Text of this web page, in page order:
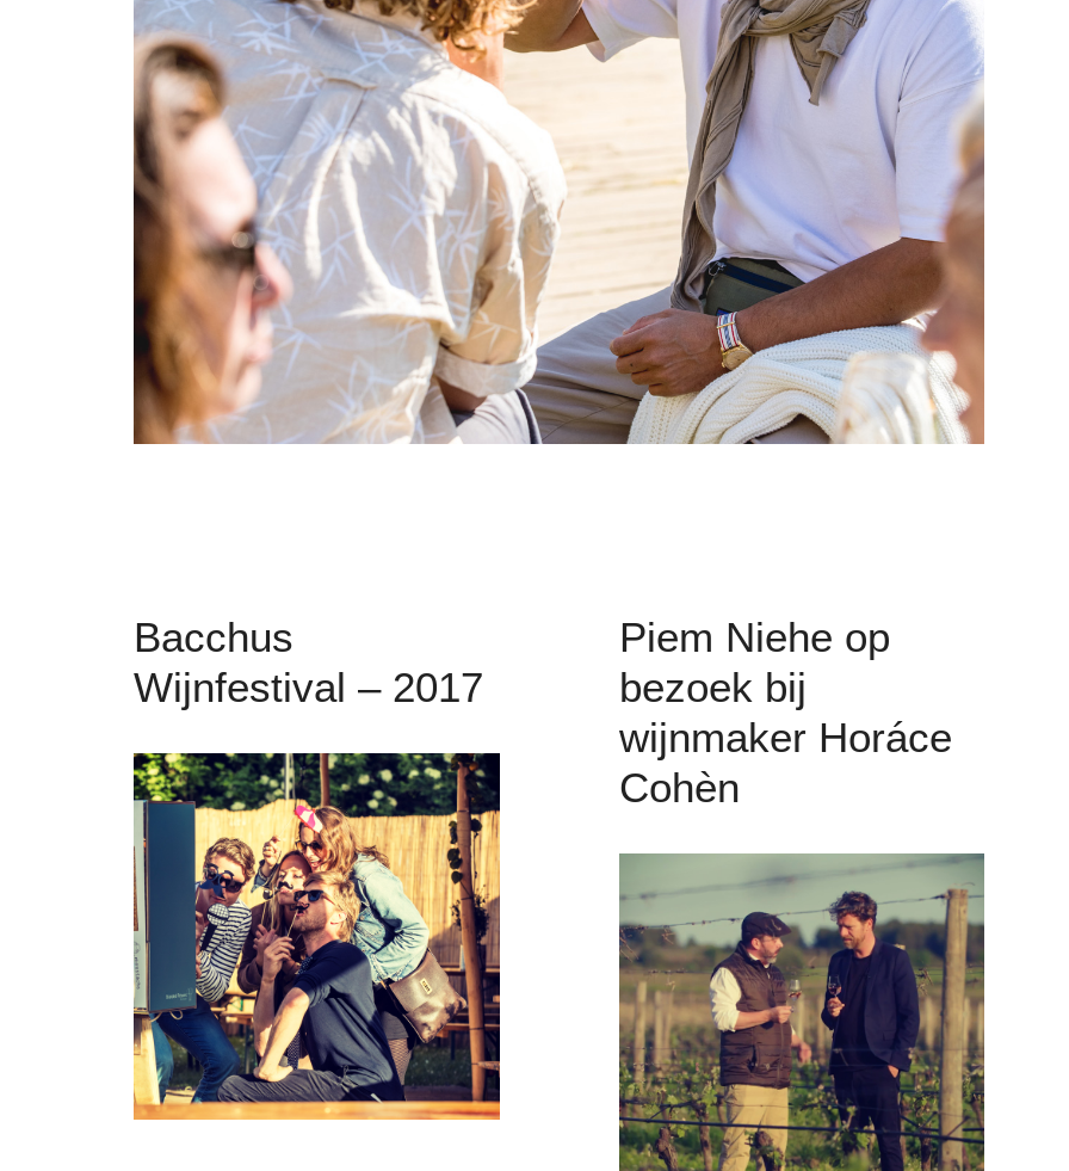
Bacchus
Wijnfestival – 2017
Piem Niehe op
bezoek bij
wijnmaker Horáce
Cohèn